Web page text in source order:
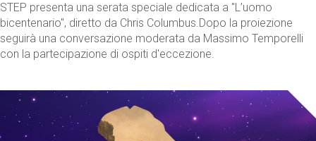
STEP presenta una serata speciale dedicata a "L’uomo
bicentenario", diretto da Chris Columbus.Dopo la proiezione
seguirà una conversazione moderata da Massimo Temporelli
con la partecipazione di ospiti d'eccezione.